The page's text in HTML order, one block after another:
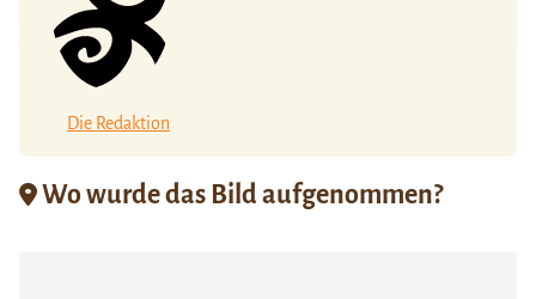
Die Redaktion
Wo wurde das Bild aufgenommen?